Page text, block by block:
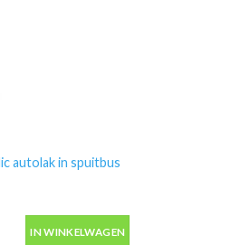
autolak in spuitbus
autolak in spuitbus 400ml aantal
IN WINKELWAGEN